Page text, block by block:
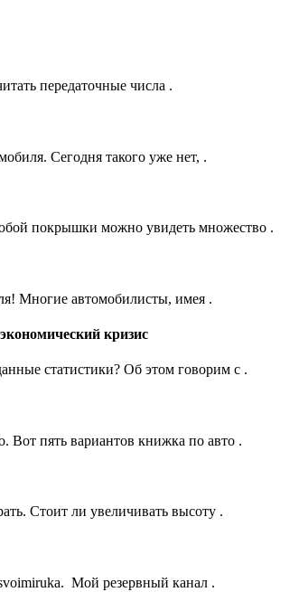
передаточные числа .
Сегодня такого уже нет, .
можно увидеть множество .
Многие автомобилисты, имея .
кризис
статистики? Об этом говорим с .
Вот пять вариантов книжка по авто .
Стоит ли увеличивать высоту .
Мой резервный канал .